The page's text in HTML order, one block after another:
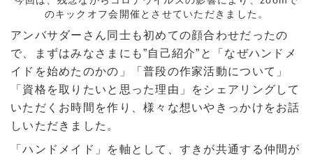
のキックオフ会開催とさせていただきました。
アンバサダーさん同士も初めての顔合わせだったの
で、まずはみなさまにも”自己紹介”と「なぜハンドメ
イドを始めたのかの」「普段の作家活動について」
「資格を取りたいと思った理由」をシェアリングして
いただくお時間を作り、様々な想いやきっかけをお話
しいただきました。
「ハンドメイド」を軸として、すきが共通する仲間が